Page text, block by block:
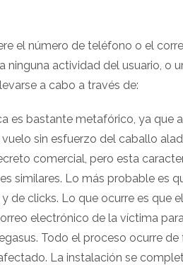
el número de teléfono o el
actividad del usuario, o
a cabo a través de:
es bastante metafórico, ya que
sin esfuerzo del caballo
comercial, pero esta
similares. Lo más probable es
de clicks. Lo que ocurre es que
electrónico de la víctima
Todo el proceso ocurre
La instalación se